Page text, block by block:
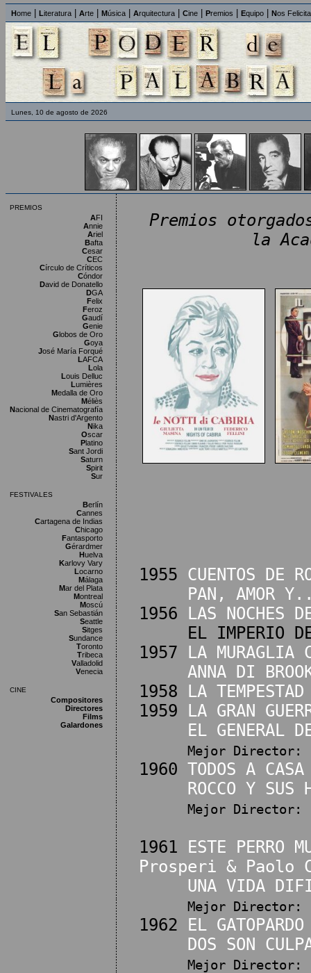
Home Literatura Arte Música Arquitectura Cine Premios Equipo Nos
Lunes, 10 de agosto de 2026
PREMIOS
AFI
Annie
Ariel
Bafta
Cesar
CEC
Círculo de Críticos
Cóndor
David de Donatello
DGA
Felix
Feroz
Gaudí
Genie
Globos de Oro
Goya
José María Forqué
LAFCA
Lola
Louis Delluc
Lumières
Medalla de Oro
Méliès
Nacional de Cinematografía
Nastri d'Argento
Nika
Oscar
Platino
Sant Jordi
Saturn
Spirit
Sur
FESTIVALES
Berlín
Cannes
Cartagena de Indias
Chicago
Fantasporto
Gérardmer
Huelva
Karlovy Vary
Locarno
Málaga
Mar del Plata
Montreal
Moscú
San Sebastián
Seattle
Sitges
Sundance
Toronto
Tribeca
Valladolid
Venecia
CINE
Compositores
Directores
Films
Galardones
Premios
la
1955 CUENTOS
PAN,
1956
LAS
EL IMPERIO
1957
LA
ANNA DI
1958
LA
1959
LA GRAN
EL
Mejor Director:
1960 TODOS A
ROCCO Y
Mejor Director:
1961
ESTE
Prosperi & Paolo
UNA VIDA
Mejor Director:
1962
EL
DOS SON
Mejor Director: